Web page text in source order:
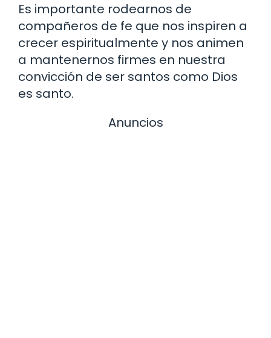
Es importante rodearnos de
compañeros de fe que nos inspiren a
crecer espiritualmente y nos animen
a mantenernos firmes en nuestra
convicción de ser santos como Dios
es santo.
Anuncios